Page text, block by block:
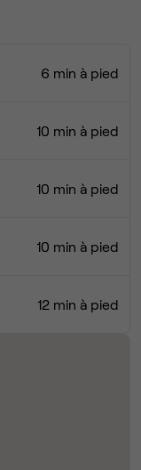
6 min à pied
10 min à pied
10 min à pied
10 min à pied
12 min à pied